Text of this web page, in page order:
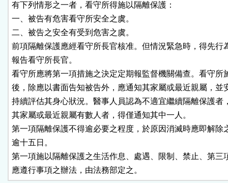
有下列情形之一者，看守所得施以隔離保護：
一、被告有危害看守所安全之虞。
二、被告之安全有受到危害之虞。
前項隔離保護應經看守所長官核准。但情況緊急時，得先行
報告看守所長官。
看守所應將第一項措施之決定定期報監督機關備查。看守所
後，除應以書面告知被告外，應通知其家屬或最近親屬，並
持續評估其身心狀況。醫事人員認為不適宜繼續隔離保護者
其家屬或最近親屬有數人者，得僅通知其中一人。
第一項隔離保護不得逾必要之程度，於原因消滅時應即解除
逾十五日。
第一項施以隔離保護之生活作息、處遇、限制、禁止、第三
應遵行事項之辦法，由法務部定之。